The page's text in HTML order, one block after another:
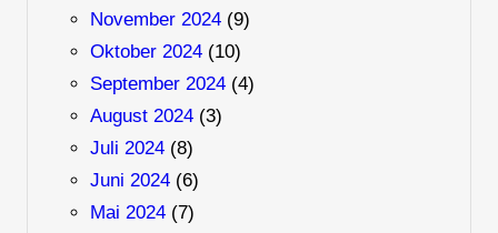
November 2024(9)
Oktober 2024(10)
September 2024(4)
August 2024(3)
Juli 2024(8)
Juni 2024(6)
Mai 2024(7)